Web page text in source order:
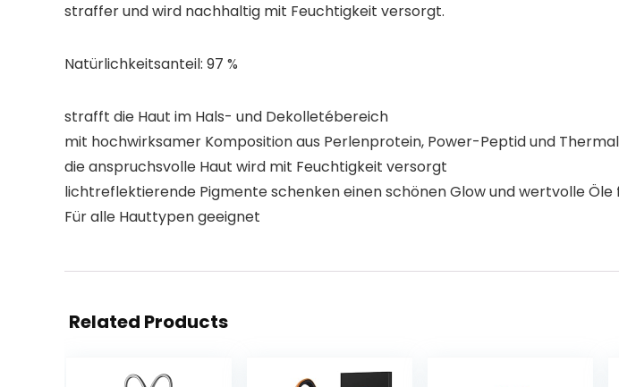
straffer und wird nachhaltig mit Feuchtigkeit versorgt.
Natürlichkeitsanteil: 97 %
strafft die Haut im Hals- und Dekolletébereich
mit hochwirksamer Komposition aus Perlenprotein, Power-Peptid und
die anspruchsvolle Haut wird mit Feuchtigkeit versorgt
lichtreflektierende Pigmente schenken einen schönen Glow und wertvolle
Für alle Hauttypen geeignet
Related Products